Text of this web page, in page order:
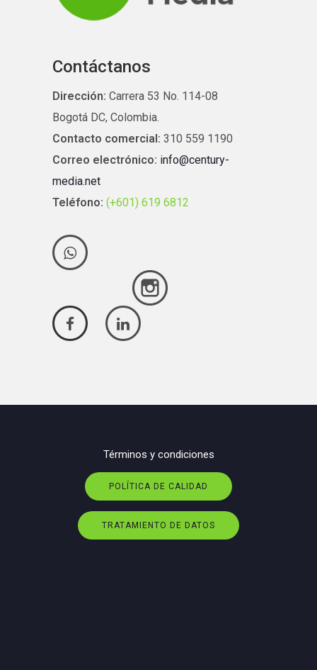
Contáctanos
Dirección: Carrera 53 No. 114-08
Bogotá DC, Colombia.
Contacto comercial: 310 559 1190
Correo electrónico: info@century-
media.net
Teléfono: (+601) 619 6812
Términos y condiciones
POLÍTICA DE CALIDAD
TRATAMIENTO DE DATOS